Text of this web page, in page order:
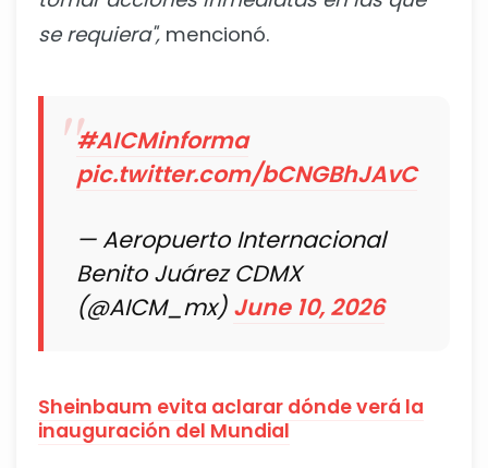
se requiera", mencionó.
#AICMinforma
pic.twitter.com/bCNGBhJAvC
— Aeropuerto Internacional
Benito Juárez CDMX
(@AICM_mx) June 10, 2026
Sheinbaum evita aclarar dónde verá la
inauguración del Mundial